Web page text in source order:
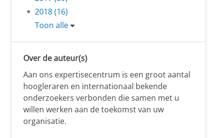
2018 (16)
Toon alle
Over de auteur(s)
Aan ons expertisecentrum is een groot aantal
hoogleraren en internationaal bekende
onderzoekers verbonden die samen met u
willen werken aan de toekomst van uw
organisatie.